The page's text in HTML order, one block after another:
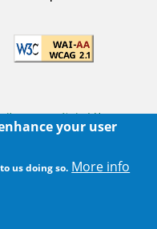
告示 |
私隐政策
31 16:03
your user
us doing so. More info